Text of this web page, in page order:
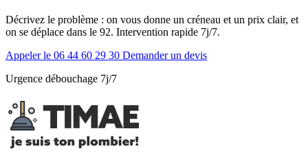
Décrivez le problème : on vous donne un créneau et un prix clair, et
on se déplace dans le 92. Intervention rapide 7j/7.
Appeler le 06 44 60 29 30 Demander un devis
Urgence débouchage 7j/7